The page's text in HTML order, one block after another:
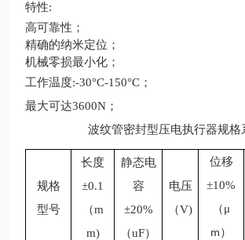
特性:
高可靠性；
精确的纳米定位；
机械零损最小化；
工作温度:-30°C-150°C；
最大可达3600N；
波纹管密封型压电执行器规格
规格
型号
长度
±0.1
（m
m)
静态电
容
±20%
（uF）
电压
（V)
位移
±10%
（μ
m ）